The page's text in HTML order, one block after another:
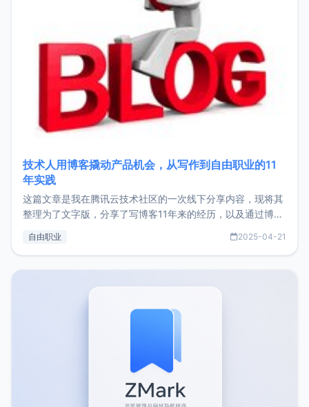
技术人用博客撬动产品机会，从写作到自由职业的11
年实践
这篇文章是我在腾讯云技术社区的一次线下分享内容，现将其
整理为了文字版，分享了写博客11年来的经历，以及通过博客
了我的首个产品ImgURL的真实数据和产品现状。自我介绍大
自由职业 2025-04-21